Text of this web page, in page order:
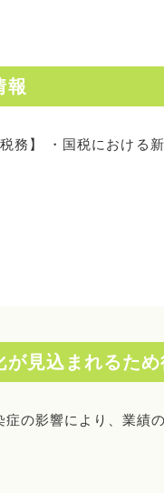
報
務】 ・国税における
が見込まれるた
症の影響により、業績